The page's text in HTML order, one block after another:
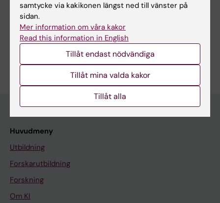
Dela
Huvudmeny
Utbildning
Forskarutbildning
Forskning
Om KI
samtycke via kakikonen längst ned till vänster på
sidan.
Mer information om våra kakor
Read this information in English
Tillåt endast nödvändiga
Tillåt mina valda kakor
Tillåt alla